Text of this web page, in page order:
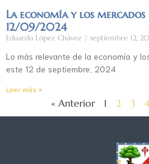
La economía y los
12/09/2024
Eduardo López Chávez septiembre 12,
Lo más relevante de la economía y
este 12 de septiembre, 2024
Leer más »
« Anterior 1 2 3 4